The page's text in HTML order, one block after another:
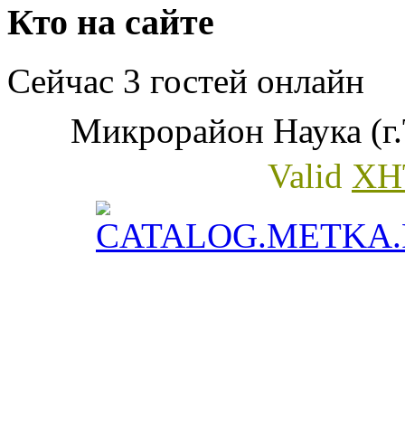
Кто на сайте
Сейчас 3 гостей онлайн
Микрорайон Наука
Valid